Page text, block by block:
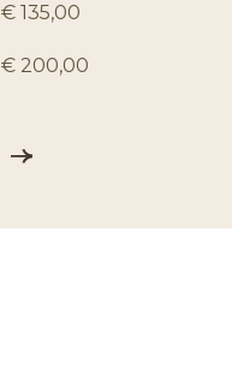
€ 135,00
€ 200,00